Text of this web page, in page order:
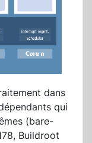
dans
qui
(bare-
Buildroot